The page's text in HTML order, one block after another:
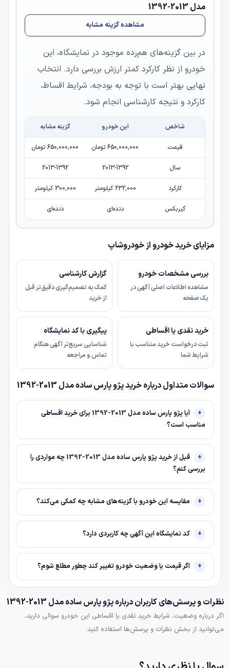
مدل 2013-1392
مشاهده گزینه مشابه
در بین گزینه‌های هم‌رده موجود در نمایشگاه، این
خودرو از نظر کارکرد کمتر ارزش بررسی دارد. انتخاب
نهایی بهتر است با توجه به بودجه، شرایط اقساط،
کارکرد و نتیجه کارشناسی انجام شود.
شاخص این خودرو گزینه مشابه
قیمت 650,000,000 تومان 650,000,000 تومان
سال 2013-1392
2013-1392
کارکرد 232,000 کیلومتر 300,000 کیلومتر
گیربکس دنده‌ای دنده‌ای
مزایای خرید خودرو از خودروشاپ
بررسی مشخصات خودرو
مشاهده اطلاعات اصلی آگهی در
یک صفحه
گزارش کارشناسی
کمک به تصمیم‌گیری دقیق‌تر قبل
از خرید
خرید نقدی یا اقساطی
ثبت درخواست خرید متناسب با
شرایط شما
پیگیری با کد نمایشگاه
شناسایی سریع‌تر آگهی هنگام
تماس و مراجعه
سوالات متداول درباره خرید پژو پارس ساده مدل 2013-1392
آیا پژو پارس ساده مدل 2013-1392 برای خرید اقساطی
مناسب است؟
قبل از خرید پژو پارس ساده مدل 2013-1392 چه مواردی را
بررسی کنم؟
مقایسه این خودرو با گزینه‌های مشابه چه کمکی می‌کند؟
کد نمایشگاه این آگهی چه کاربردی دارد؟
اگر قیمت یا وضعیت خودرو تغییر کند چطور مطلع شوم؟
نظرات و پرسش‌های کاربران درباره پژو پارس ساده مدل 2013-1392
اگر درباره وضعیت، شرایط خرید نقدی یا اقساطی این خودرو سوالی دارید،
می‌توانید از بخش نظرات و پرسش‌ها استفاده کنید.